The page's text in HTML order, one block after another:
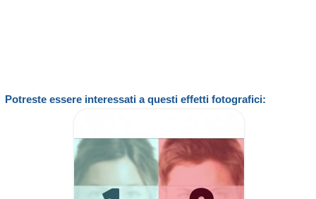
Potreste essere interessati a questi effetti fotografici: